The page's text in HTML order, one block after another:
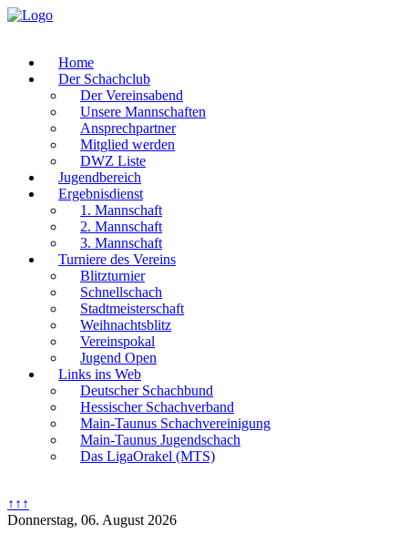
Home
Der Schachclub
Der Vereinsabend
Unsere Mannschaften
Ansprechpartner
Mitglied werden
DWZ Liste
Jugendbereich
Ergebnisdienst
1. Mannschaft
2. Mannschaft
3. Mannschaft
Turniere des Vereins
Blitzturnier
Schnellschach
Stadtmeisterschaft
Weihnachtsblitz
Vereinspokal
Jugend Open
Links ins Web
Deutscher Schachbund
Hessischer Schachverband
Main-Taunus Schachvereinigung
Main-Taunus Jugendschach
Das LigaOrakel (MTS)
↑↑↑
Donnerstag, 06. August 2026